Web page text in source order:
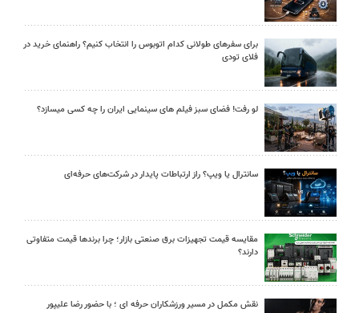
برای سفرهای طولانی کدام اتوبوس را انتخاب کنیم؟ راهنمای خرید در
فلای تودی
لو رفت! فضای سبز فیلم های سینمایی ایران را چه کسی میسازد؟
سانترال یا ویپ؟ راز ارتباطات پایدار در شرکت‌های حرفه‌ای
مقایسه قیمت تجهیزات برق صنعتی بازار؛ چرا برندها قیمت متفاوتی
دارند؟
نقش مکمل در مسیر ورزشکاران حرفه ای ؛ با حضور رضا علیپور